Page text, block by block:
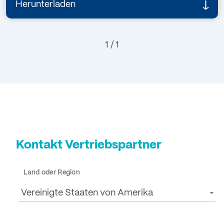
1 / 1
Herunterladen
Kontakt Vertriebspartner
Land oder Region
Vereinigte Staaten von Amerika